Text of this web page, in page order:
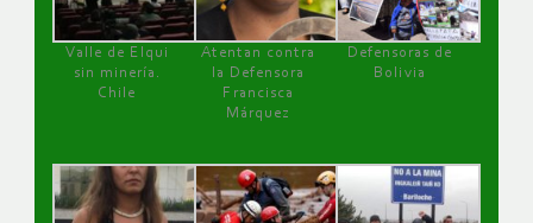
Valle de Elqui
sin minería.
Chile
Atentan contra
la Defensora
Francisca
Márquez
Defensoras de
Bolivia